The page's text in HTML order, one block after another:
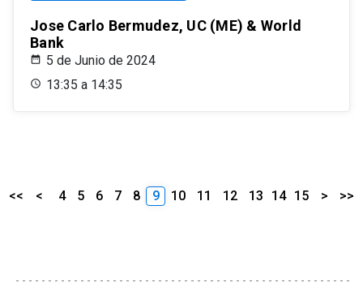
Jose Carlo Bermudez, UC (ME) & World
Bank
5 de Junio de 2024
13:35 a 14:35
<< < 4 5 6 7 8 9 10 11 12 13 14 15 > >>